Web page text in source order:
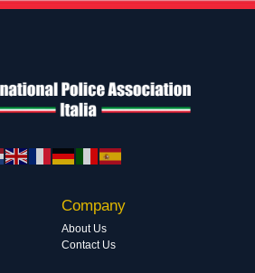
Company
About Us
Contact Us